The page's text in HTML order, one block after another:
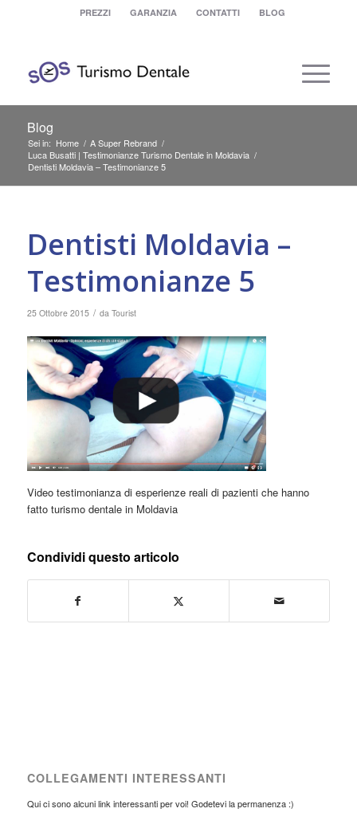
PREZZI GARANZIA CONTATTI BLOG
Blog
Sei in: Home / A Super Rebrand /
Luca Busatti | Testimonianze Turismo Dentale in Moldavia /
Dentisti Moldavia – Testimonianze 5
Dentisti Moldavia –
Testimonianze 5
25 Ottobre 2015 / da Tourist
Video testimonianza di esperienze reali di pazienti che hanno
fatto turismo dentale in Moldavia
Condividi questo articolo
COLLEGAMENTI INTERESSANTI
Qui ci sono alcuni link interessanti per voi! Godetevi la permanenza :)